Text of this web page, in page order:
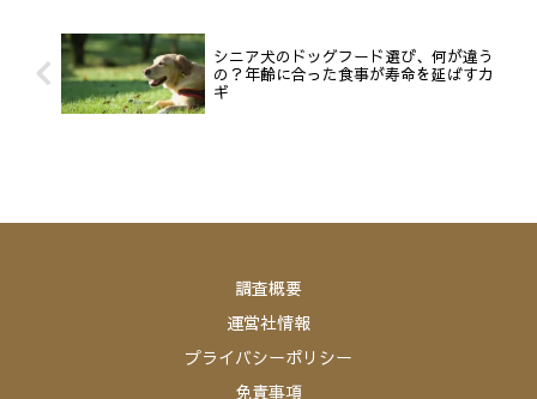
シニア犬のドッグフード選び、何が違う
の？年齢に合った食事が寿命を延ばすカ
ギ
調査概要
運営社情報
プライバシーポリシー
免責事項